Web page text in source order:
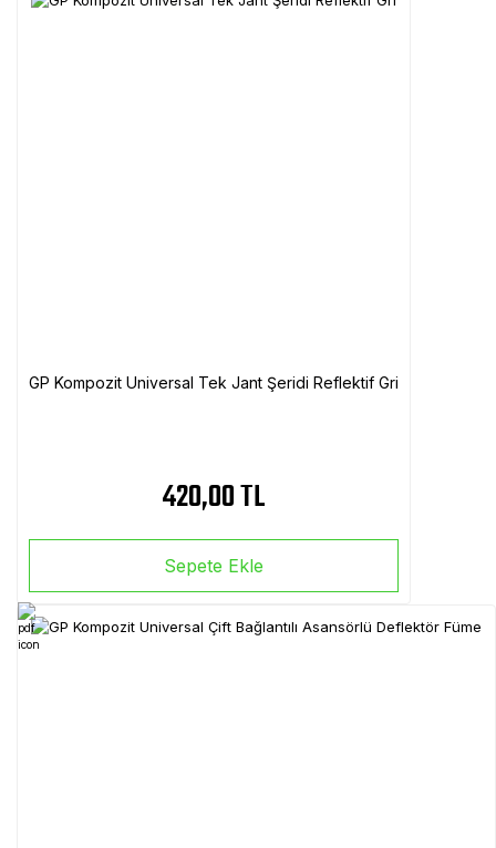
GP Kompozit Universal Tek Jant Şeridi Reflektif Gri
420,00 TL
Sepete Ekle